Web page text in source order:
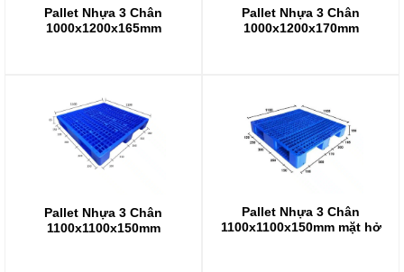
Pallet Nhựa 3 Chân
1000x1200x165mm
Pallet Nhựa 3 Chân
1000x1200x170mm
Pallet Nhựa 3 Chân
1100x1100x150mm
Pallet Nhựa 3 Chân
1100x1100x150mm mặt hở